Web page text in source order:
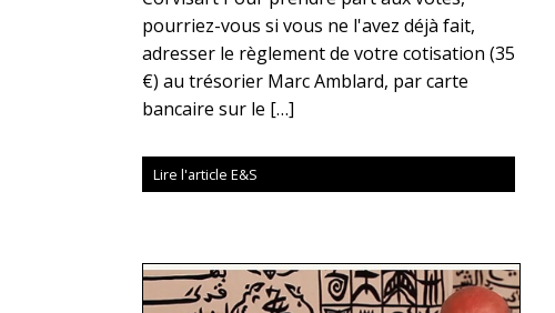
pourriez-vous si vous ne l'avez déjà fait,
adresser le règlement de votre cotisation (35
€) au trésorier Marc Amblard, par carte
bancaire sur le […]
Lire l'article E&S